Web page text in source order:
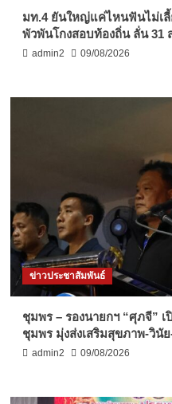
มท.4 ยันใหญ่แค่ไหนฟันไม่เ
พัวพันโกงสอบท้องถิ่น ลั่น 31
admin2 09/08/2026
ข่าวประชาสัมพันธ์
ชุมพร – รองนายกฯ “ศุภจี”
ชุมพร มุ่งส่งเสริมสุขภาพ-วินั
admin2 09/08/2026